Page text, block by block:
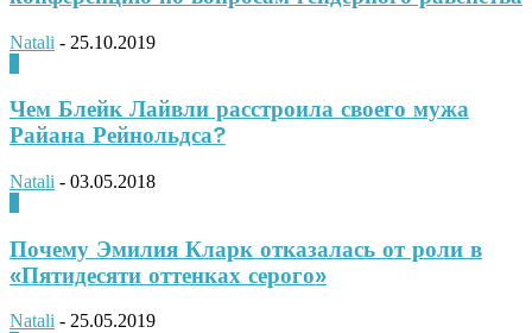
Natali - 25.10.2019
Чем Блейк Лайвли расстроила своего мужа
Райана Рейнольдса?
Natali - 03.05.2018
Почему Эмилия Кларк отказалась от роли в
«Пятидесяти оттенках серого»
Natali - 25.05.2019